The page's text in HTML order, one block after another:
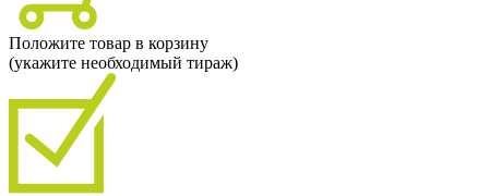
Положите товар в корзину
(укажите необходимый тираж)